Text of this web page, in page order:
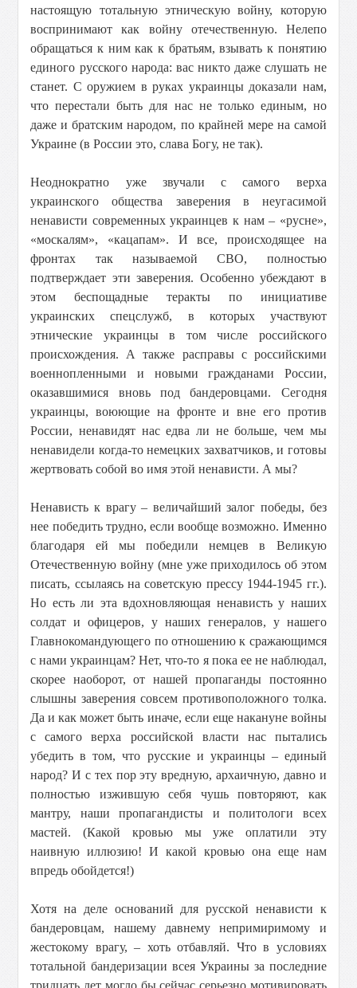
настоящую тотальную этническую войну, которую
воспринимают как войну отечественную. Нелепо
обращаться к ним как к братьям, взывать к понятию
единого русского народа: вас никто даже слушать не
станет. С оружием в руках украинцы доказали нам,
что перестали быть для нас не только единым, но
даже и братским народом, по крайней мере на самой
Украине (в России это, слава Богу, не так).
Неоднократно уже звучали с самого верха
украинского общества заверения в неугасимой
ненависти современных украинцев к нам – «русне»,
«москалям», «кацапам». И все, происходящее на
фронтах так называемой СВО, полностью
подтверждает эти заверения. Особенно убеждают в
этом беспощадные теракты по инициативе
украинских спецслужб, в которых участвуют
этнические украинцы в том числе российского
происхождения. А также расправы с российскими
военнопленными и новыми гражданами России,
оказавшимися вновь под бандеровцами. Сегодня
украинцы, воюющие на фронте и вне его против
России, ненавидят нас едва ли не больше, чем мы
ненавидели когда-то немецких захватчиков, и готовы
жертвовать собой во имя этой ненависти. А мы?
Ненависть к врагу – величайший залог победы, без
нее победить трудно, если вообще возможно. Именно
благодаря ей мы победили немцев в Великую
Отечественную войну (мне уже приходилось об этом
писать, ссылаясь на советскую прессу 1944-1945 гг.).
Но есть ли эта вдохновляющая ненависть у наших
солдат и офицеров, у наших генералов, у нашего
Главнокомандующего по отношению к сражающимся
с нами украинцам? Нет, что-то я пока ее не наблюдал,
скорее наоборот, от нашей пропаганды постоянно
слышны заверения совсем противоположного толка.
Да и как может быть иначе, если еще накануне войны
с самого верха российской власти нас пытались
убедить в том, что русские и украинцы – единый
народ? И с тех пор эту вредную, архаичную, давно и
полностью изжившую себя чушь повторяют, как
мантру, наши пропагандисты и политологи всех
мастей. (Какой кровью мы уже оплатили эту
наивную иллюзию! И какой кровью она еще нам
впредь обойдется!)
Хотя на деле оснований для русской ненависти к
бандеровцам, нашему давнему непримиримому и
жестокому врагу, – хоть отбавляй. Что в условиях
тотальной бандеризации всея Украины за последние
тридцать лет могло бы сейчас серьезно мотивировать